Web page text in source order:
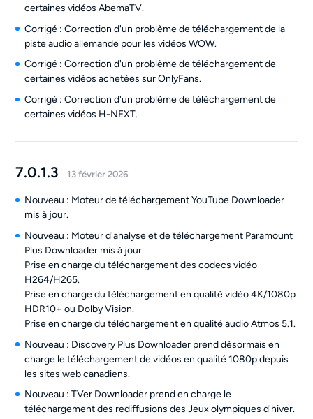
certaines vidéos AbemaTV.
Corrigé : Correction d'un problème de téléchargement de la
piste audio allemande pour les vidéos WOW.
Corrigé : Correction d'un problème de téléchargement de
certaines vidéos achetées sur OnlyFans.
Corrigé : Correction d'un problème de téléchargement de
certaines vidéos H-NEXT.
7.0.1.3 13 février 2026
Nouveau : Moteur de téléchargement YouTube Downloader
mis à jour.
Nouveau : Moteur d'analyse et de téléchargement Paramount
Plus Downloader mis à jour.
Prise en charge du téléchargement des codecs vidéo
H264/H265.
Prise en charge du téléchargement en qualité vidéo 4K/1080p
HDR10+ ou Dolby Vision.
Prise en charge du téléchargement en qualité audio Atmos 5.1.
Nouveau : Discovery Plus Downloader prend désormais en
charge le téléchargement de vidéos en qualité 1080p depuis
les sites web canadiens.
Nouveau : TVer Downloader prend en charge le
téléchargement des rediffusions des Jeux olympiques d'hiver.